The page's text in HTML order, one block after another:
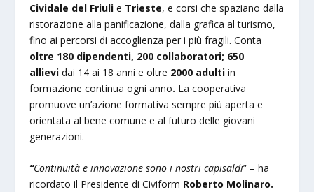
Cividale del Friuli e Trieste, e corsi che spaziano dalla
ristorazione alla panificazione, dalla grafica al turismo,
fino ai percorsi di accoglienza per i più fragili. Conta
oltre 180 dipendenti, 200 collaboratori; 650
allievi dai 14 ai 18 anni e oltre 2000 adultiin
formazione continua ogni anno. La cooperativa
promuove un’azione formativa sempre più aperta e
orientata al bene comune e al futuro delle giovani
generazioni.
“Continuità e innovazione sono i nostri capisaldi” – ha
ricordato il Presidente di Civiform Roberto Molinaro.